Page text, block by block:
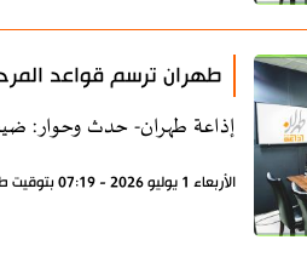
طهران ترسم قواعد
إذاعة طهران- حدث وحوار:
الأربعاء 1 يوليو 2026 - 07:19 بتوقيت طهران